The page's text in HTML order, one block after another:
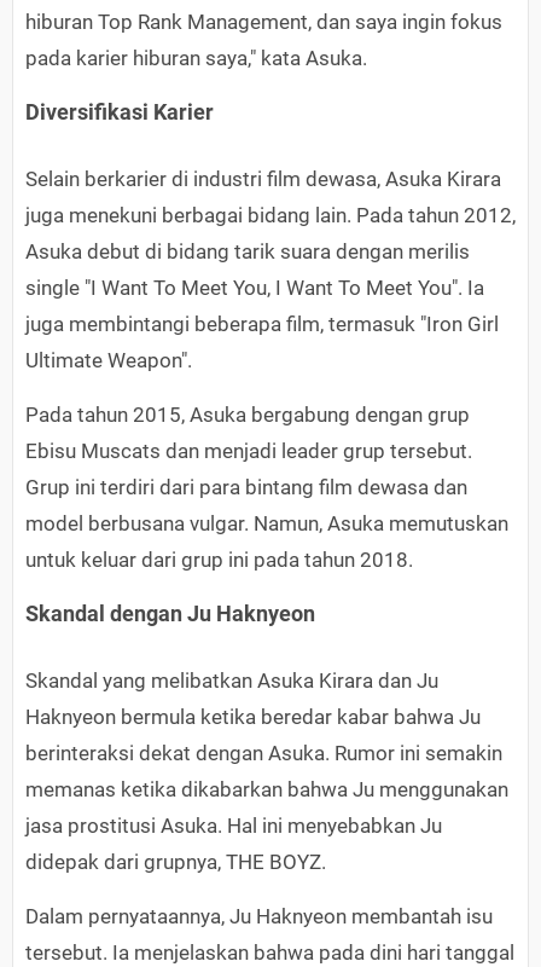
hiburan Top Rank Management, dan saya ingin fokus
pada karier hiburan saya," kata Asuka.
Diversifikasi Karier
Selain berkarier di industri film dewasa, Asuka Kirara
juga menekuni berbagai bidang lain. Pada tahun 2012,
Asuka debut di bidang tarik suara dengan merilis
single "I Want To Meet You, I Want To Meet You". Ia
juga membintangi beberapa film, termasuk "Iron Girl
Ultimate Weapon".
Pada tahun 2015, Asuka bergabung dengan grup
Ebisu Muscats dan menjadi leader grup tersebut.
Grup ini terdiri dari para bintang film dewasa dan
model berbusana vulgar. Namun, Asuka memutuskan
untuk keluar dari grup ini pada tahun 2018.
Skandal dengan Ju Haknyeon
Skandal yang melibatkan Asuka Kirara dan Ju
Haknyeon bermula ketika beredar kabar bahwa Ju
berinteraksi dekat dengan Asuka. Rumor ini semakin
memanas ketika dikabarkan bahwa Ju menggunakan
jasa prostitusi Asuka. Hal ini menyebabkan Ju
didepak dari grupnya, THE BOYZ.
Dalam pernyataannya, Ju Haknyeon membantah isu
tersebut. Ia menjelaskan bahwa pada dini hari tanggal